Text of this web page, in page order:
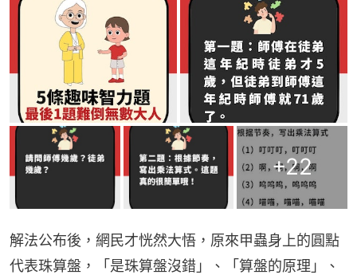
+22
解法公布後，網民才恍然大悟，原來甲蟲身上的圓點
代表珠算盤，「是珠算盤沒錯」、「算盤的原理」、